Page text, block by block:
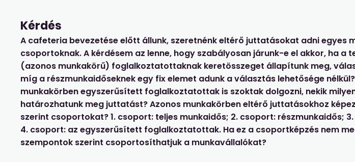
Kérdés
A cafeteria bevezetése előtt állunk, szeretnénk eltérő juttatásokat adni egyes
csoportoknak. A kérdésem az lenne, hogy szabályosan járunk-e el akkor, ha a
(azonos munkakörű) foglalkoztatottaknak keretösszeget állapítunk meg,
míg a részmunkaidőseknek egy fix elemet adunk a választás lehetősége
munkakörben egyszerűsített foglalkoztatottak is szoktak dolgozni, nekik
határozhatunk meg juttatást? Azonos munkakörben eltérő juttatásokhoz
szerint csoportokat? 1. csoport: teljes munkaidős; 2. csoport: részmunkaidős;
4. csoport: az egyszerűsített foglalkoztatottak. Ha ez a csoportképzés nem
szempontok szerint csoportosíthatjuk a munkavállalókat?